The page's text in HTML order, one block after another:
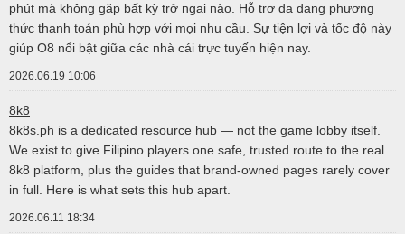
phút mà không gặp bất kỳ trở ngại nào. Hỗ trợ đa dạng phương
thức thanh toán phù hợp với mọi nhu cầu. Sự tiện lợi và tốc độ này
giúp O8 nổi bật giữa các nhà cái trực tuyến hiện nay.
2026.06.19 10:06
8k8
8k8s.ph is a dedicated resource hub — not the game lobby itself.
We exist to give Filipino players one safe, trusted route to the real
8k8 platform, plus the guides that brand-owned pages rarely cover
in full. Here is what sets this hub apart.
2026.06.11 18:34